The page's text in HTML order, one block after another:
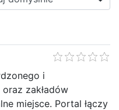
i
zakładów
miejsce. Portal łączy